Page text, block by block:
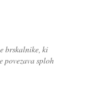
brskalnike, ki
sploh